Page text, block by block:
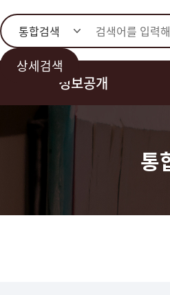
통합검색
상세검색
정보공개
통